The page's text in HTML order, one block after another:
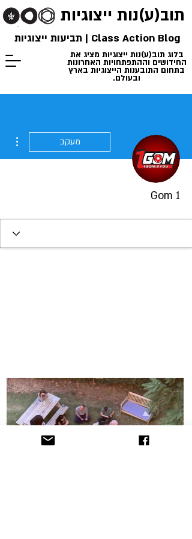
תוב(ע)נות ייצוגיות
בלוג תוב(ע)נות ייצוגיות מציג את
החידושים וההתפתחויות האחרונות
בתחום התובענות הייצוגיות בארץ
ובעולם.
Class Action Blog | תביעות ייצוגיות
מעקב
1 Gom